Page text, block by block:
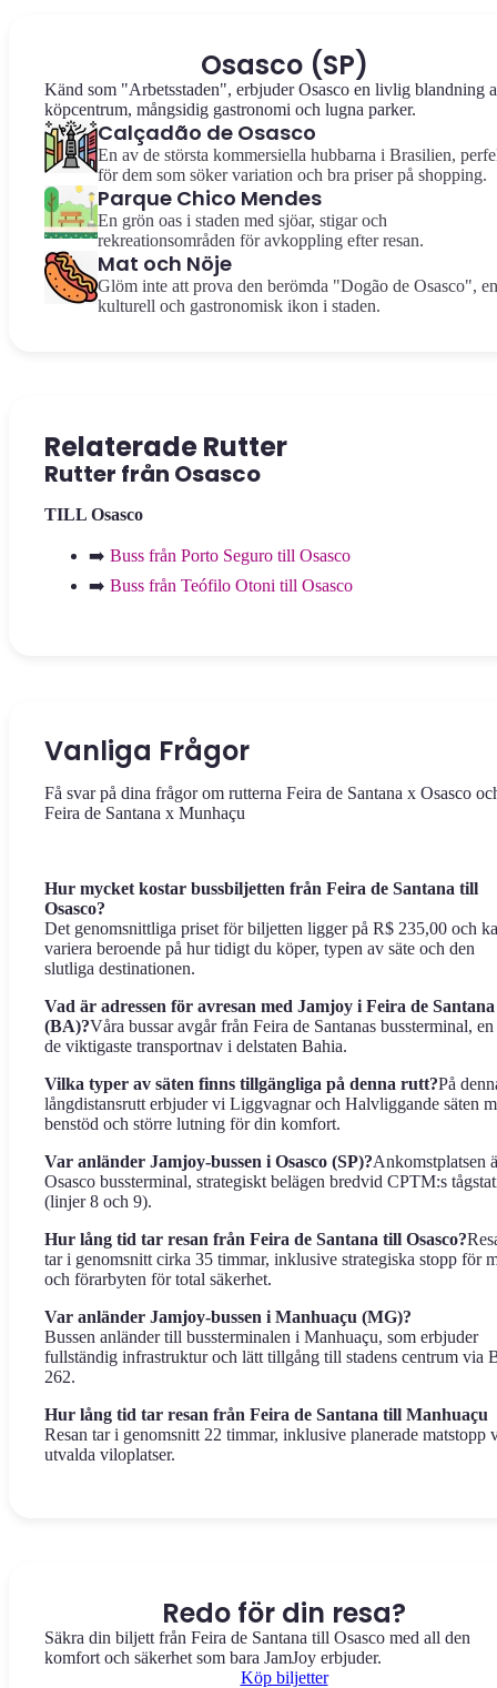
Osasco (SP)
Känd som "Arbetsstaden", erbjuder Osasco en livlig blandning
köpcentrum, mångsidig gastronomi och lugna parker.
Calçadão de Osasco
En av de största kommersiella hubbarna i Brasilien,
för dem som söker variation och bra priser på shopping.
Parque Chico Mendes
En grön oas i staden med sjöar, stigar och
rekreationsområden för avkoppling efter resan.
Mat och Nöje
Glöm inte att prova den berömda "Dogão de Osasco", en
kulturell och gastronomisk ikon i staden.
Relaterade Rutter
Rutter från Osasco
TILL Osasco
➡️ Buss från Porto Seguro till Osasco
➡️ Buss från Teófilo Otoni till Osasco
Vanliga Frågor
Få svar på dina frågor om rutterna Feira de Santana x Osasco
Feira de Santana x Munhaçu
Hur mycket kostar bussbiljetten från Feira de Santana till
Osasco?
Det genomsnittliga priset för biljetten ligger på R$ 235,00 och
variera beroende på hur tidigt du köper, typen av säte och den
slutliga destinationen.
Vad är adressen för avresan med Jamjoy i Feira de Santana
(BA)?Våra bussar avgår från Feira de Santanas bussterminal,
de viktigaste transportnav i delstaten Bahia.
Vilka typer av säten finns tillgängliga på denna rutt?På
långdistansrutt erbjuder vi Liggvagnar och Halvliggande säten
benstöd och större lutning för din komfort.
Var anländer Jamjoy-bussen i Osasco (SP)?Ankomstplatsen
Osasco bussterminal, strategiskt belägen bredvid CPTM:s
(linjer 8 och 9).
Hur lång tid tar resan från Feira de Santana till Osasco?
tar i genomsnitt cirka 35 timmar, inklusive strategiska stopp för
och förarbyten för total säkerhet.
Var anländer Jamjoy-bussen i Manhuaçu (MG)?
Bussen anländer till bussterminalen i Manhuaçu, som erbjuder
fullständig infrastruktur och lätt tillgång till stadens centrum via
262.
Hur lång tid tar resan från Feira de Santana till Manhuaçu
Resan tar i genomsnitt 22 timmar, inklusive planerade matstopp
utvalda viloplatser.
Redo för din resa?
Säkra din biljett från Feira de Santana till Osasco med all den
komfort och säkerhet som bara JamJoy erbjuder.
Köp biljetter